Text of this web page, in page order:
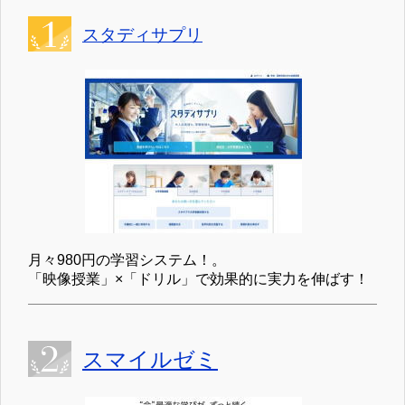
スタディサプリ
月々980円の学習システム！。
「映像授業」×「ドリル」で効果的に実力を伸ばす！
スマイルゼミ